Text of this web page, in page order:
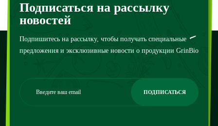
Подписаться на рассылку
новостей
Подпишитесь на рассылку, чтобы получать специальные
предложения и эксклюзивные новости о продукции GrinBio